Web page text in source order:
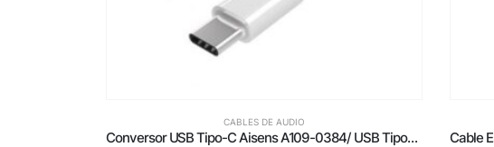
CABLES DE AUDIO
Cable Estéreo Nanocable 10.24.0205/ Jack 3.5 Macho – Jack 3.5 Hembra/ 5m/ Negro